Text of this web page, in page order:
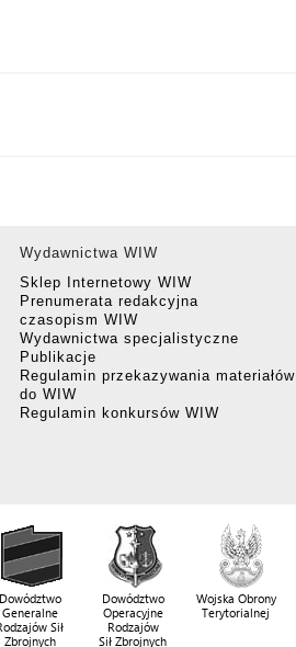
Wydawnictwa WIW
Sklep Internetowy WIW
Prenumerata redakcyjna
czasopism WIW
Wydawnictwa specjalistyczne
Publikacje
Regulamin przekazywania materiałów
do WIW
Regulamin konkursów WIW
Dowództwo
Generalne
Sił
Zbrojnych
Dowództwo
Operacyjne
Rodzajów
Sił Zbrojnych
Wojska Obrony
Terytorialnej